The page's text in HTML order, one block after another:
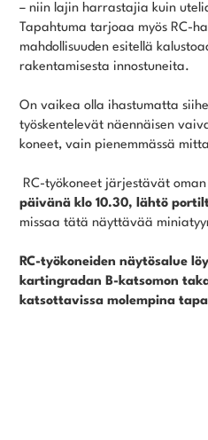
– niin lajin harrastajia kuin
Tapahtuma tarjoaa myös RC-
mahdollisuuden esitellä
rakentamisesta innostuneita.
On vaikea olla ihastumatta
työskentelevät näennäisen
koneet, vain pienemmässä
RC-työkoneet järjestävät
päivänä klo 10.30, lähtö
missaa tätä näyttävää
RC-työkoneiden näytösalue
kartingradan B-katsomon
katsottavissa molempina